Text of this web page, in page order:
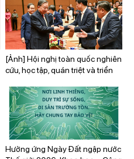
[Ảnh] Hội nghị toàn quốc nghiên
cứu, học tập, quán triệt và triển
79 và số 80 của Bộ Chính trị
Hưởng ứng Ngày Đất ngập nước